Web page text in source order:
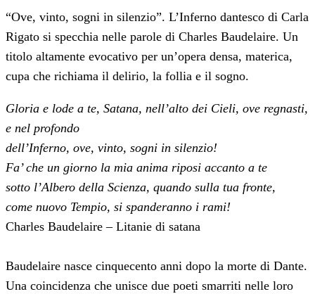
“Ove, vinto, sogni in silenzio”. L’Inferno dantesco di Carla
Rigato si specchia nelle parole di Charles Baudelaire. Un
titolo altamente evocativo per un’opera densa, materica,
cupa che richiama il delirio, la follia e il sogno.
Gloria e lode a te, Satana, nell’alto dei Cieli, ove regnasti,
e nel profondo
dell’Inferno, ove, vinto, sogni in silenzio!
Fa’ che un giorno la mia anima riposi accanto a te
sotto l’Albero della Scienza, quando sulla tua fronte,
come nuovo Tempio, si spanderanno i rami!
Charles Baudelaire – Litanie di satana
Baudelaire nasce cinquecento anni dopo la morte di Dante.
Una coincidenza che unisce due poeti smarriti nelle loro